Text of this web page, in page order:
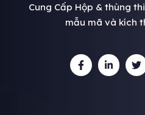
Cung Cấp Hộp & thùng
mẫu mã và kích